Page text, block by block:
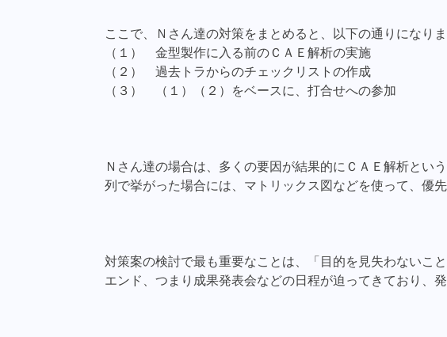
ここで、Ｎさん達の対策をまとめると、以下の通りになりま
（１） 金型製作に入る前のＣＡＥ解析の実施
（２） 過去トラからのチェックリストの作成
（３） （１）（２）をベースに、打合せへの参加
Ｎさん達の場合は、多くの要因が結果的にＣＡＥ解析とい
列で挙がった場合には、マトリックス図などを使って、優
対策案の検討で最も重要なことは、「目的を見失わないこ
エンド、つまり成果発表会などの日程が迫ってきており、